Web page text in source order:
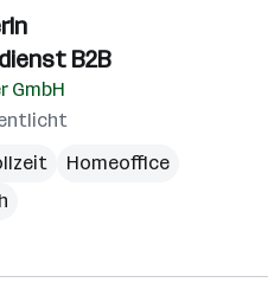
B2B
GmbH
Homeoffice